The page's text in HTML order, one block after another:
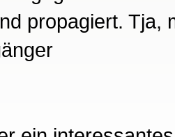
propagiert. Tja,